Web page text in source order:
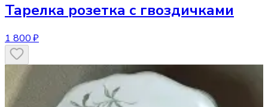
Тарелка розетка с гвоздичками
1 800 ₽